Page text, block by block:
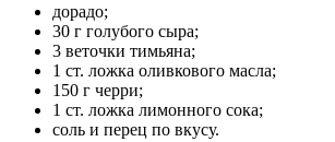
дорадо;
30 г голубого сыра;
3 веточки тимьяна;
1 ст. ложка оливкового масла;
150 г черри;
1 ст. ложка лимонного сока;
соль и перец по вкусу.